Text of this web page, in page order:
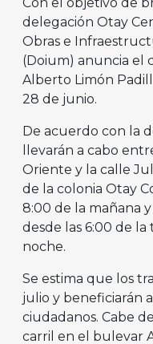
delegación Otay
Obras e
(Doium) anuncia el
Alberto Limón
28 de junio.
De acuerdo con la
llevarán a cabo
Oriente y la calle
de la colonia Otay
8:00 de la mañana
desde las 6:00 de la
noche.
Se estima que los
julio y beneficiarán
ciudadanos. Cabe
carril en el bulevar